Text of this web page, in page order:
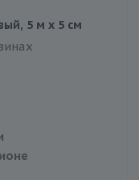
5 м х 5 см